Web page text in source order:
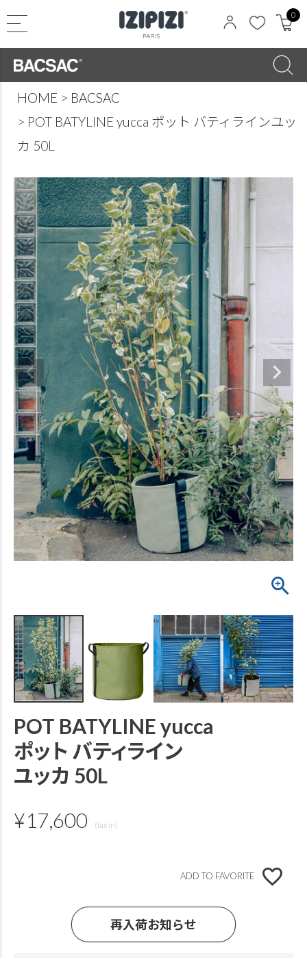
0
HOME
BACSAC
POT BATYLINE yucca ポット バティラインユッ
カ 50L
POT BATYLINE yucca
ポット バティライン
ユッカ 50L
¥17,600
ADD TO FAVORITE
再入荷お知らせ